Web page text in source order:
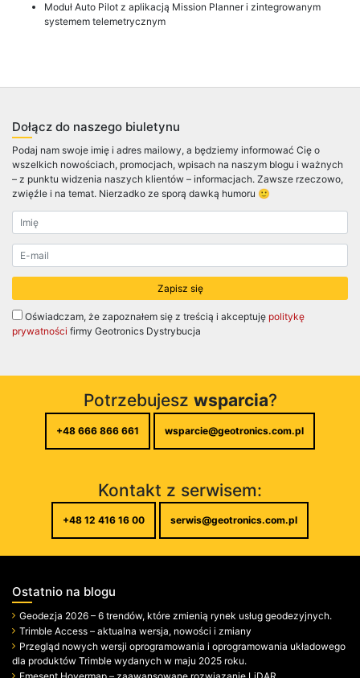
Moduł Auto Pilot z aplikacją Mission Planner i zintegrowanym
systemem telemetrycznym
Dołącz do naszego biuletynu
Podaj nam swoje imię i adres mailowy, a będziemy informować Cię o
wszelkich nowościach, promocjach, wpisach na naszym blogu i ważnych
– z punktu widzenia naszych klientów – informacjach. Zawsze rzeczowo,
zwięźle i na temat. Nierzadko ze sporą dawką humoru 🙂
Oświadczam, że zapoznałem się z treścią i akceptuję politykę
prywatności firmy Geotronics Dystrybucja
Potrzebujesz wsparcia?
+48 666 866 661 wsparcie@geotronics.com.pl
Kontakt z serwisem:
+48 12 416 16 00 serwis@geotronics.com.pl
Ostatnio na blogu
Geodezja 2026 – 6 trendów, które zmienią rynek usług geodezyjnych.
Trimble Access – aktualna wersja, nowości i zmiany
Przegląd nowych wersji oprogramowania i oprogramowania układowego
dla produktów Trimble wydanych w maju 2025 roku.